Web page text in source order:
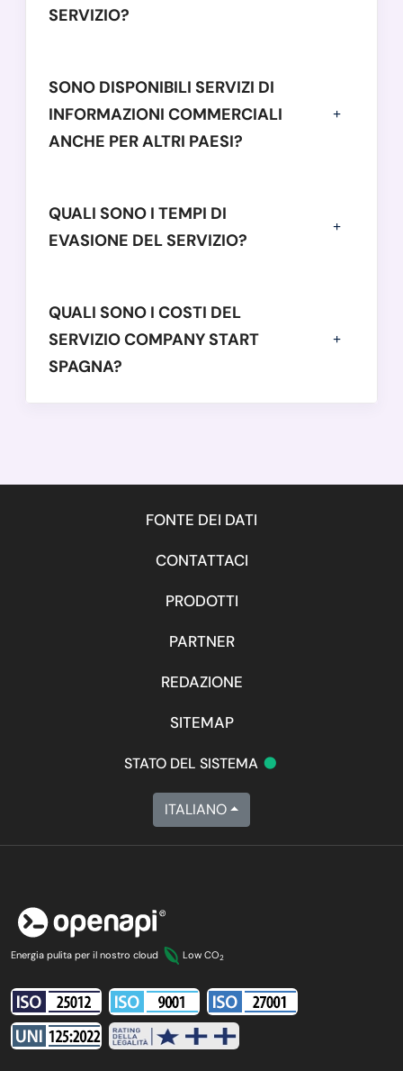
SERVIZIO?
SONO DISPONIBILI SERVIZI DI
INFORMAZIONI COMMERCIALI
ANCHE PER ALTRI PAESI?
QUALI SONO I TEMPI DI
EVASIONE DEL SERVIZIO?
QUALI SONO I COSTI DEL
SERVIZIO COMPANY START
SPAGNA?
FONTE DEI DATI
CONTATTACI
PRODOTTI
PARTNER
REDAZIONE
SITEMAP
STATO DEL SISTEMA •
ITALIANO
Energia pulita per il nostro cloud Low CO2